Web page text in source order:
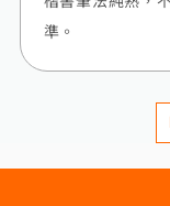
準。